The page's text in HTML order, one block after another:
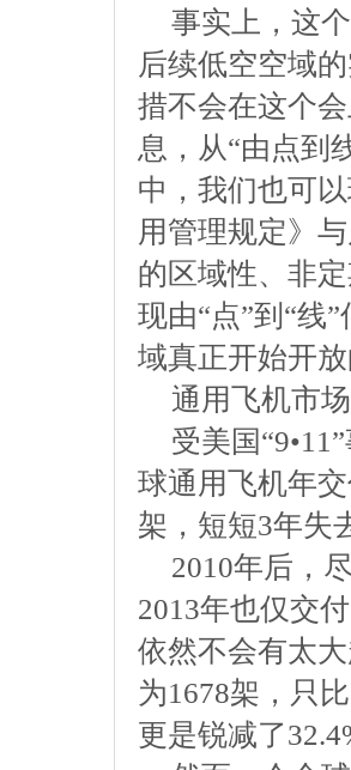
事实上，这
后续低空空域
措不会在这个
息，从“由点到
中，我们也可
用管理规定》
的区域性、非
现由“点”到“线
域真正开始开
通用飞机市
受美国
球通用飞机年
架，短短3年失
2010年后，
2013年也仅交
依然不会有太
为1678架，只
更是锐减了